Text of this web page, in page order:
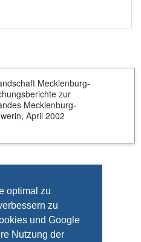
optimal zu
zu
und Google
Nutzung der
Mecklenburg-
zur
Mecklenburg-
April 2002